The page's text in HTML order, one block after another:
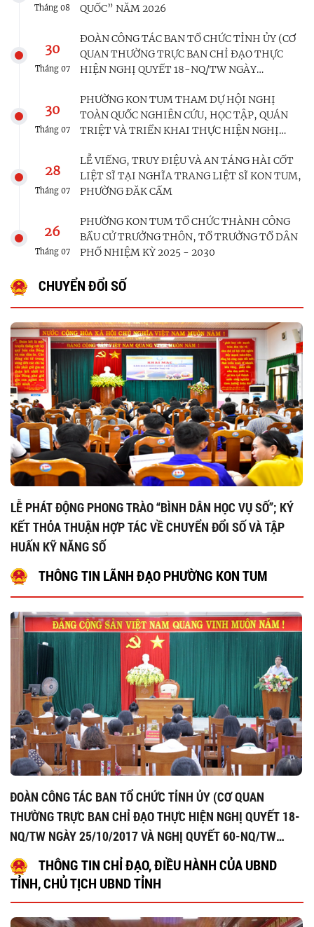
Tháng 08
QUỐC” NĂM 2026
30
Tháng07
ĐOÀN CÔNG TÁC BAN TỔ CHỨC TỈNH ỦY (CƠ
QUAN THƯỜNG TRỰC BAN CHỈ ĐẠO THỰC
HIỆN NGHỊ QUYẾT 18-NQ/TW NGÀY
12/4/2025) KHẢO SÁT, NẮM BẮT TÌNH HÌNH
PHƯƠNG ÁN SẮP XẾP CÁC CƠ SỞ GIÁO DỤC
TẠI PHƯỜNG KON TUM
30
Tháng07
PHƯỜNG KON TUM THAM DỰ HỘI NGHỊ
TOÀN QUỐC NGHIÊN CỨU, HỌC TẬP, QUÁN
TRIỆT VÀ TRIỂN KHAI THỰC HIỆN NGHỊ
HÀNH TRUNG ƯƠNG ĐẢNG KHÓA XIV
28
Tháng07
LỄ VIẾNG, TRUY ĐIỆU VÀ AN TÁNG HÀI CỐT
LIỆT SĨ TẠI NGHĨA TRANG LIỆT SĨ KON TUM,
PHƯỜNG ĐĂK CẤM
26
Tháng07
PHƯỜNG KON TUM TỔ CHỨC THÀNH CÔNG
BẦU CỬ TRƯỞNG THÔN, TỔ TRƯỞNG TỔ DÂN
PHỐ NHIỆM KỲ 2025 - 2030
CHUYỂN ĐỔI SỐ
LỄ PHÁT ĐỘNG PHONG TRÀO “BÌNH DÂN HỌC VỤ SỐ”; KÝ
KẾT THỎA THUẬN HỢP TÁC VỀ CHUYỂN ĐỔI SỐ VÀ TẬP
HUẤN KỸ NĂNG SỐ
THÔNG TIN LÃNH ĐẠO PHƯỜNG KON TUM
ĐOÀN CÔNG TÁC BAN TỔ CHỨC TỈNH ỦY (CƠ QUAN
THƯỜNG TRỰC BAN CHỈ ĐẠO THỰC HIỆN NGHỊ QUYẾT 18-
NQ/TW NGÀY 25/10/2017 VÀ NGHỊ QUYẾT 60-NQ/TW
NGÀY 12/4/2025) KHẢO SÁT, NẮM BẮT TÌNH HÌNH
PHƯƠNG ÁN SẮP XẾP CÁC CƠ SỞ GIÁO DỤC TẠI PHƯỜNG
KON TUM
THÔNG TIN CHỈ ĐẠO, ĐIỀU HÀNH CỦA UBND
TỈNH, CHỦ TỊCH UBND TỈNH